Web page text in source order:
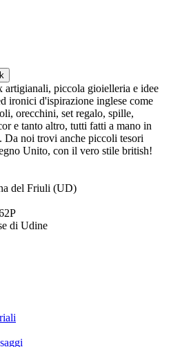
piccola gioielleria e idee
ironici d'ispirazione inglese come
orecchini, set regalo, spille,
e tanto altro, tutti fatti a mano in
noi trovi anche piccoli tesori
Unito, con il vero stile british!
del Friuli (UD)
di Udine